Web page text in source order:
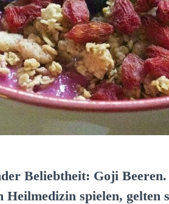
Beliebtheit: Goji
spielen, gelten